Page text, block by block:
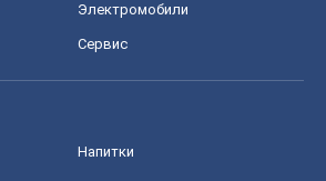
Электромобили
Сервис
Напитки